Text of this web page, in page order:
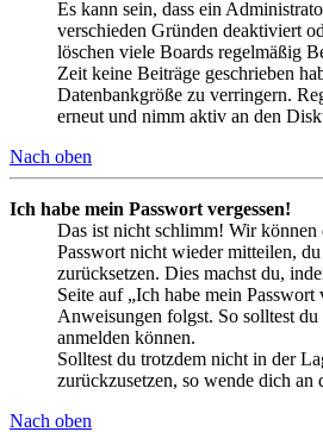
Es kann sein, dass ein
verschieden Gründen deaktiviert
löschen viele Boards regelmäßig
Zeit keine Beiträge geschrieben
Datenbankgröße zu verringern.
erneut und nimm aktiv an den
Nach oben
Ich habe mein Passwort vergessen!
Das ist nicht schlimm! Wir können
Passwort nicht wieder mitteilen,
zurücksetzen. Dies machst du,
Seite auf „Ich habe mein Passwort
Anweisungen folgst. So solltest
anmelden können.
Solltest du trotzdem nicht in der
zurückzusetzen, so wende dich
Nach oben